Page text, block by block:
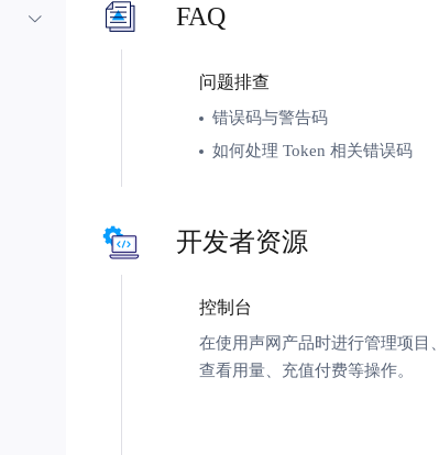
FAQ
问题排查
错误码与警告码
如何处理 Token 相关错误码
开发者资源
控制台
在使用声网产品时进行管理项目、
查看用量、充值付费等操作。